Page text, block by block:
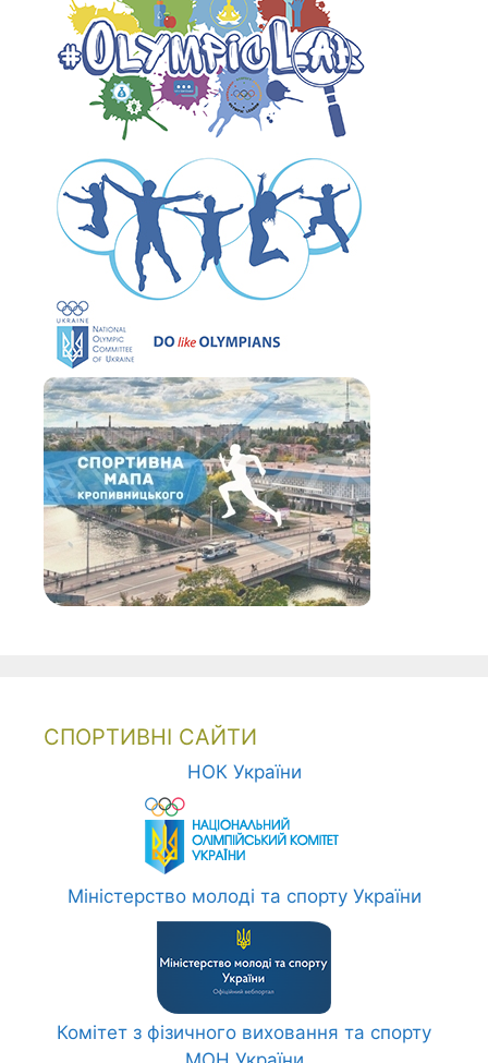
СПОРТИВНІ САЙТИ
НОК України
Міністерство молоді та спорту України
Комітет з фізичного виховання та спорту